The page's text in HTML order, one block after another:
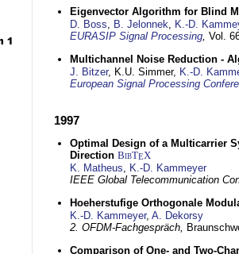
Eigenvector Algorithm for Blind
D. Boss, B. Jelonnek, K.-D.
EURASIP Signal Processing, Vol.
Multichannel Noise Reduction -
J. Bitzer, K.U. Simmer, K.-D.
European Signal Processing
1997
Optimal Design of a Multicarrier
Direction BibTEX
K. Matheus, K.-D. Kammeyer
IEEE Global Telecommunication
Hoeherstufige Orthogonale
K.-D. Kammeyer, A. Dekorsy
2. OFDM-Fachgespräch,
Comparison of One- and Two-